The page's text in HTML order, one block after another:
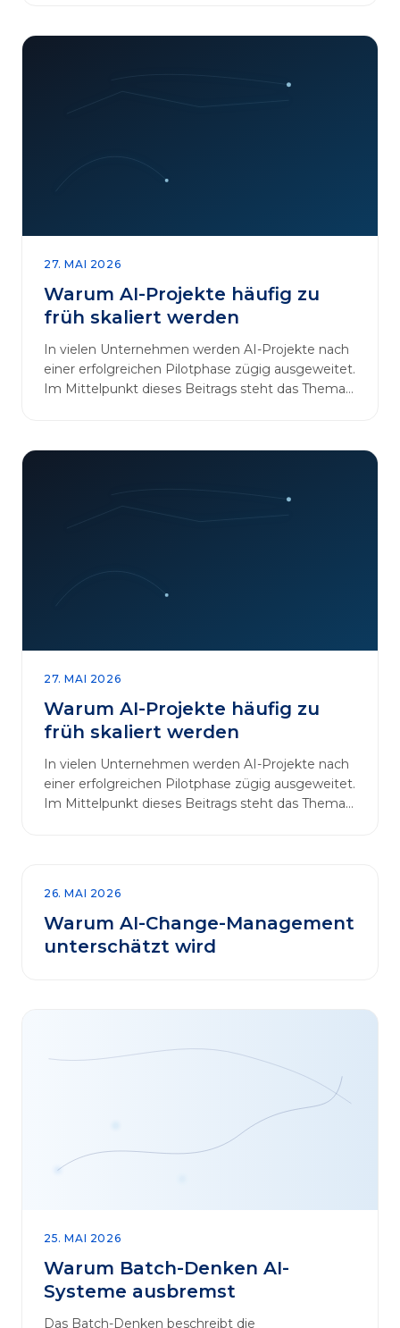
27. MAI 2026
Warum AI-Projekte häufig zu
früh skaliert werden
In vielen Unternehmen werden AI-Projekte nach
einer erfolgreichen Pilotphase zügig ausgeweitet.
Im Mittelpunkt dieses Beitrags steht das Thema
27. MAI 2026
Warum AI-Projekte häufig zu
früh skaliert werden
In vielen Unternehmen werden AI-Projekte nach
einer erfolgreichen Pilotphase zügig ausgeweitet.
Im Mittelpunkt dieses Beitrags steht das Thema
26. MAI 2026
Warum AI-Change-Management
unterschätzt wird
25. MAI 2026
Warum Batch-Denken AI-
Systeme ausbremst
Das Batch-Denken beschreibt die